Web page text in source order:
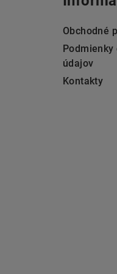
Obchodné
Podmienky
údajov
Kontakty